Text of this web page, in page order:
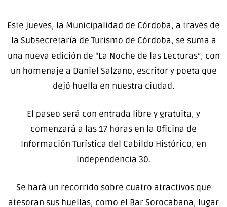
Este jueves, la Municipalidad de Córdoba, a través de
la Subsecretaría de Turismo de Córdoba, se suma a
una nueva edición de “La Noche de las Lecturas”, con
un homenaje a Daniel Salzano, escritor y poeta que
dejó huella en nuestra ciudad.
El paseo será con entrada libre y gratuita, y
comenzará a las 17 horas en la Oficina de
Información Turística del Cabildo Histórico, en
Independencia 30.
Se hará un recorrido sobre cuatro atractivos que
atesoran sus huellas, como el Bar Sorocabana, lugar